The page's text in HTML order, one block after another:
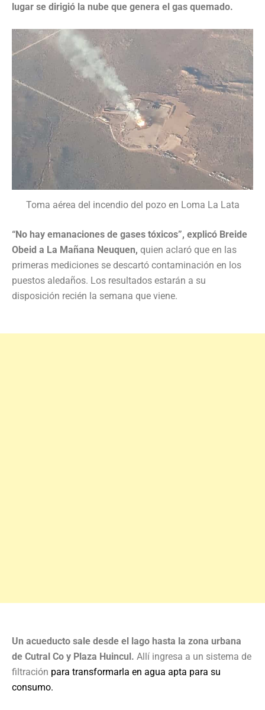
lugar se dirigió la nube que genera el gas quemado.
Toma aérea del incendio del pozo en Loma La Lata
“No hay emanaciones de gases tóxicos”, explicó Breide
Obeid a La Mañana Neuquen, quien aclaró que en las
primeras mediciones se descartó contaminación en los
puestos aledaños. Los resultados estarán a su
disposición recién la semana que viene.
Un acueducto sale desde el lago hasta la zona urbana
de Cutral Co y Plaza Huincul. Allí ingresa a un sistema de
filtración para transformarla en agua apta para su
consumo.